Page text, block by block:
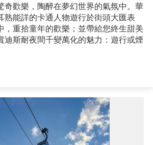
奇歡樂，陶醉在夢幻世界的氣氛中。華
熟能詳的卡通人物遊行於街頭大匯表
，重拾童年的歡樂；並帶給您終生甜美
迪斯耐夜間千變萬化的魅力：遊行或煙